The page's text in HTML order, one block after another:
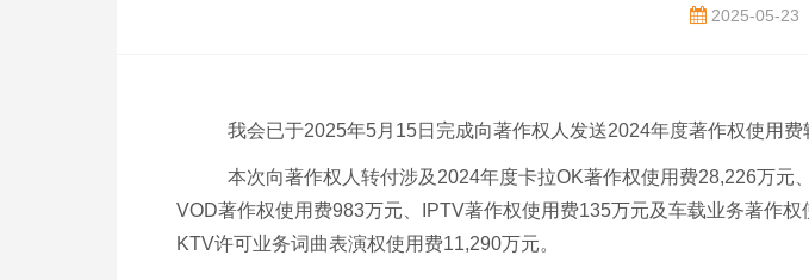
2025-05-23
我会已于2025年5月15日完成向著作权人发送2024年度著作权使用费
本次向著作权人转付涉及 2024年度卡拉OK著作权使用费28,226万元
VOD著作权使用费983万元、IPTV著作权使用费135万元及车载业务著作
KTV许可业务词曲表演权使用费11,290万元。